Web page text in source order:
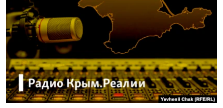
ТЕЛЕПРОЕКТ КРЫМ.РЕАЛИИ
СОВЕТЫ ПРАВОЗАЩИТНИКОВ
ПРОПАВШИЕ БЕЗ ВЕСТИ
ПОБЕДИТЕЛЕЙ НЕ СУДЯТ?
КРЫМ.НЕПОКОРЕННЫЙ
ELIFBE
Українською
Qırımtatar
ПРИСОЕДИНЯЙТЕСЬ!